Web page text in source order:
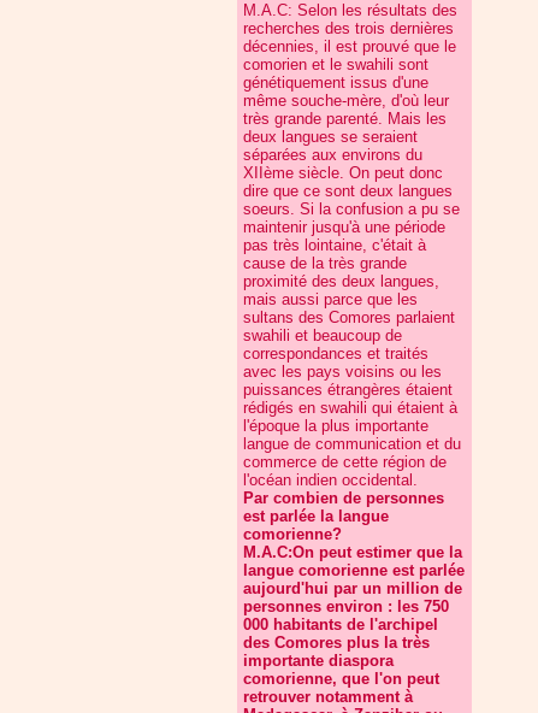
M.A.C: Selon les résultats des
recherches des trois dernières
décennies, il est prouvé que le
comorien et le swahili sont
génétiquement issus d'une
même souche-mère, d'où leur
très grande parenté. Mais les
deux langues se seraient
séparées aux environs du
XIIème siècle. On peut donc
dire que ce sont deux langues
soeurs. Si la confusion a pu se
maintenir jusqu'à une période
pas très lointaine, c'était à
cause de la très grande
proximité des deux langues,
mais aussi parce que les
sultans des Comores parlaient
swahili et beaucoup de
correspondances et traités
avec les pays voisins ou les
puissances étrangères étaient
rédigés en swahili qui étaient à
l'époque la plus importante
langue de communication et du
commerce de cette région de
l'océan indien occidental.
Par combien de personnes
est parlée la langue
comorienne?
M.A.C:On peut estimer que la
langue comorienne est parlée
aujourd'hui par un million de
personnes environ : les 750
000 habitants de l'archipel
des Comores plus la très
importante diaspora
comorienne, que l'on peut
retrouver notamment à